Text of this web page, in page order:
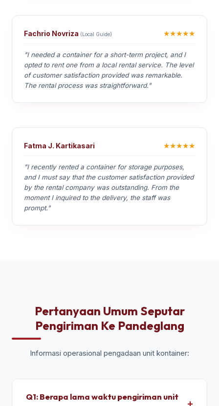
Fachrio Novriza (Local Guide) ★★★★★
"I needed a container for a short-term project, and I
opted to rent one from a local rental service. The level
of customer satisfaction provided was remarkable.
The rental process was straightforward."
Fatma J. Kartikasari ★★★★★
"I recently rented a container for storage purposes,
and I must say that the customer satisfaction provided
by the rental company was outstanding. From the
moment I inquired to the delivery, the staff was
prompt."
Pertanyaan Umum Seputar
Pengiriman Ke Pandeglang
Informasi operasional pengadaan unit kontainer:
Q1: Berapa lama waktu pengiriman unit